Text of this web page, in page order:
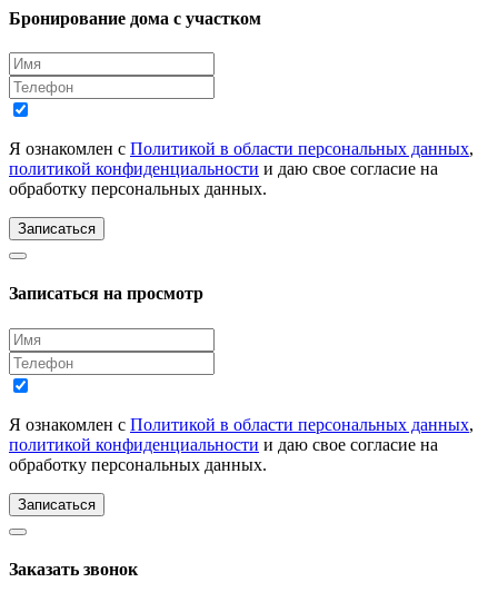
Бронирование дома с участком
Я ознакомлен с Политикой в области персональных данных,
политикой конфиденциальности и даю свое согласие на
обработку персональных данных.
Записаться
Записаться на просмотр
Я ознакомлен с Политикой в области персональных данных,
политикой конфиденциальности и даю свое согласие на
обработку персональных данных.
Записаться
Заказать звонок